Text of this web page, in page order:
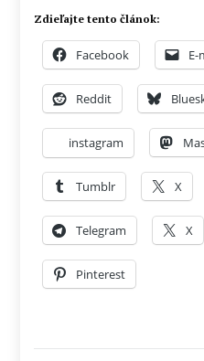
Zdieľajte tento článok:
Facebook E-
Reddit
instagram
Tumblr X
Telegram X
Pinterest